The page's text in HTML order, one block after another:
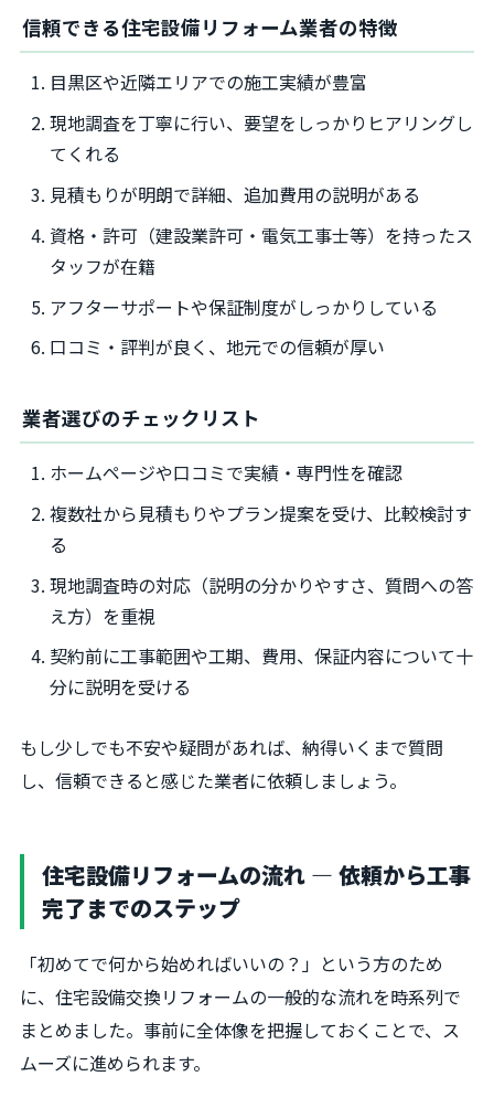
信頼できる住宅設備リフォーム業者の特徴
目黒区や近隣エリアでの施工実績が豊富
現地調査を丁寧に行い、要望をしっかりヒアリングし
てくれる
見積もりが明朗で詳細、追加費用の説明がある
資格・許可（建設業許可・電気工事士等）を持ったス
タッフが在籍
アフターサポートや保証制度がしっかりしている
口コミ・評判が良く、地元での信頼が厚い
業者選びのチェックリスト
ホームページや口コミで実績・専門性を確認
複数社から見積もりやプラン提案を受け、比較検討す
る
現地調査時の対応（説明の分かりやすさ、質問への答
え方）を重視
契約前に工事範囲や工期、費用、保証内容について十
分に説明を受ける
もし少しでも不安や疑問があれば、納得いくまで質問
し、信頼できると感じた業者に依頼しましょう。
住宅設備リフォームの流れ ― 依頼から工事
完了までのステップ
「初めてで何から始めればいいの？」という方のため
に、住宅設備交換リフォームの一般的な流れを時系列で
まとめました。事前に全体像を把握しておくことで、ス
ムーズに進められます。